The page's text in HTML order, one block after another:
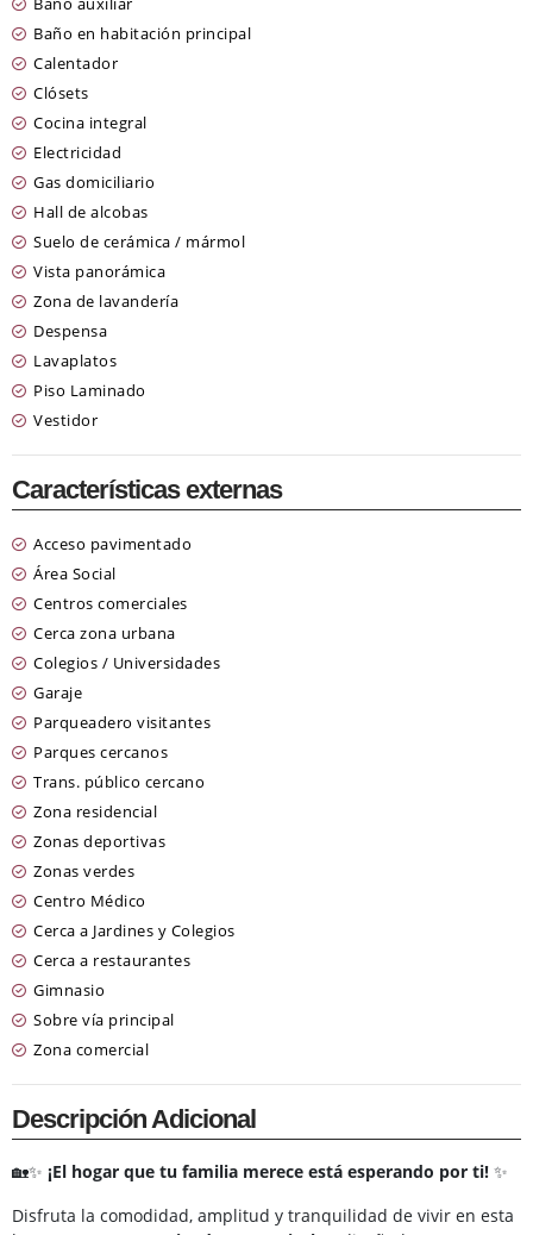
Baño en habitación principal
Calentador
Clósets
Cocina integral
Electricidad
Gas domiciliario
Hall de alcobas
Suelo de cerámica / mármol
Vista panorámica
Zona de lavandería
Despensa
Lavaplatos
Piso Laminado
Vestidor
Características externas
Acceso pavimentado
Área Social
Centros comerciales
Cerca zona urbana
Colegios / Universidades
Garaje
Parqueadero visitantes
Parques cercanos
Trans. público cercano
Zona residencial
Zonas deportivas
Zonas verdes
Centro Médico
Cerca a Jardines y Colegios
Cerca a restaurantes
Gimnasio
Sobre vía principal
Zona comercial
Descripción Adicional
🏡✨ ¡El hogar que tu familia merece está esperando por ti! ✨
Disfruta la comodidad, amplitud y tranquilidad de vivir en esta